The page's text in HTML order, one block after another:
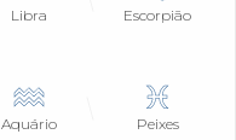
Libra Escorpião
Aquário Peixes